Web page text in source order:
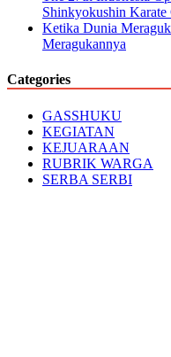
Shinkyokushin Karate
Ketika Dunia
Meragukannya
Categories
GASSHUKU
KEGIATAN
KEJUARAAN
RUBRIK WARGA
SERBA SERBI